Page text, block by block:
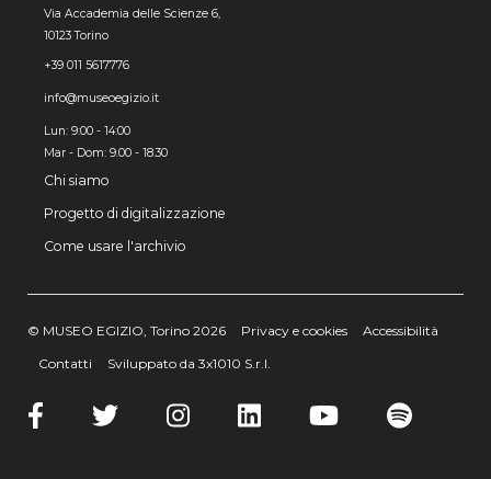
Via Accademia delle Scienze 6,
10123 Torino
+39 011 5617776
info@museoegizio.it
Lun: 9:00 - 14:00
Mar - Dom: 9.00 - 18.30
Chi siamo
Progetto di digitalizzazione
Come usare l'archivio
© MUSEO EGIZIO, Torino 2026 Privacy e cookies
Accessibilità
Contatti
Sviluppato da 3x1010 S.r.l.